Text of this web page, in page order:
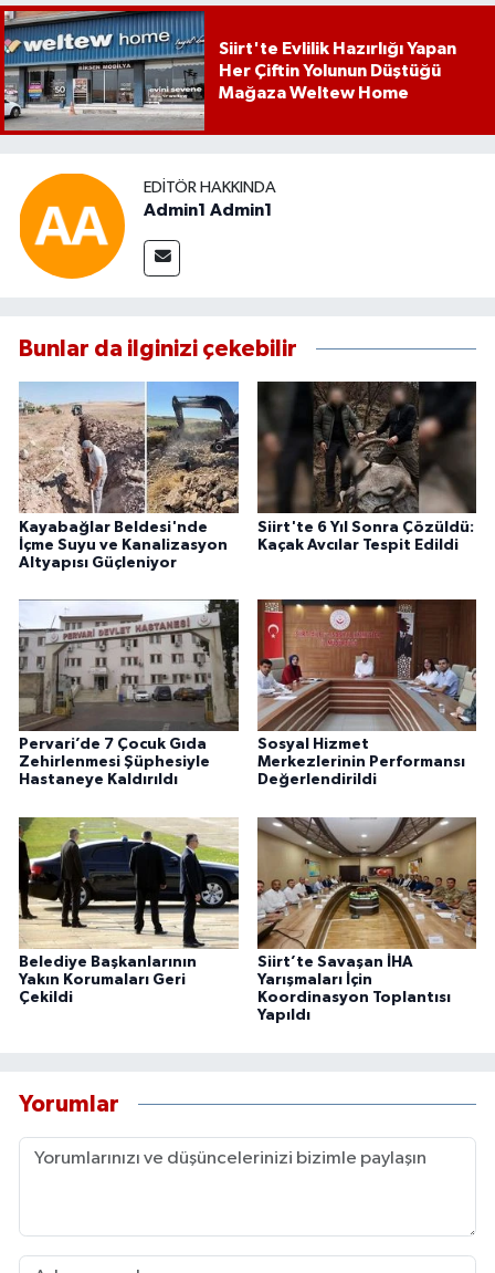
Siirt'te Evlilik Hazırlığı Yapan
Her Çiftin Yolunun Düştüğü
Mağaza Weltew Home
EDITÖR HAKKINDA
Admin1 Admin1
Bunlar da ilginizi çekebilir
Kayabağlar Beldesi'nde
İçme Suyu ve Kanalizasyon
Altyapısı Güçleniyor
Siirt'te 6 Yıl Sonra Çözüldü:
Kaçak Avcılar Tespit Edildi
Pervari’de 7 Çocuk Gıda
Zehirlenmesi Şüphesiyle
Hastaneye Kaldırıldı
Sosyal Hizmet
Merkezlerinin Performansı
Değerlendirildi
Belediye Başkanlarının
Yakın Korumaları Geri
Çekildi
Siirt’te Savaşan İHA
Yarışmaları İçin
Koordinasyon Toplantısı
Yapıldı
Yorumlar